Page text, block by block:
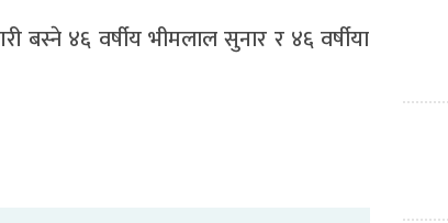
बस्ने ४६ वर्षीय भीमलाल सुनार र ४६ वर्षीया